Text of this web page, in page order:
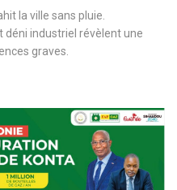
la ville sans pluie.
déni industriel révèlent une
graves.